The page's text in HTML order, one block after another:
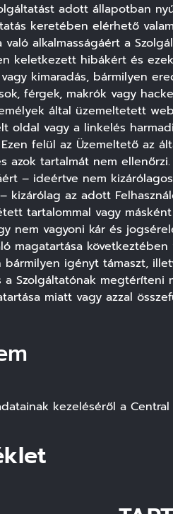
adott állapotban
keretében elérhető
alkalmasságáért a
keletkezett hibákért és
kimaradás, bármilyen
férgek, makrók vagy
által üzemeltetett
oldal vagy a linkelés
felül az Üzemeltető az
azok tartalmát nem ellenőrzi.
– ideértve nem
kizárólag az adott
tartalommal vagy
nem vagyoni kár és
magatartása
bármilyen igényt támaszt,
Szolgáltatónak megtéríteni
miatt vagy azzal
kezeléséről a